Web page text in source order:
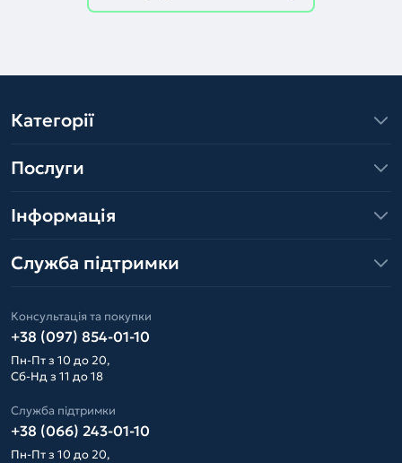
Категорії
Послуги
Інформація
Служба підтримки
Консультація та покупки
+38 (097) 854-01-10
Пн-Пт з 10 до 20,
Сб-Нд з 11 до 18
Служба підтримки
+38 (066) 243-01-10
Пн-Пт з 10 до 20,